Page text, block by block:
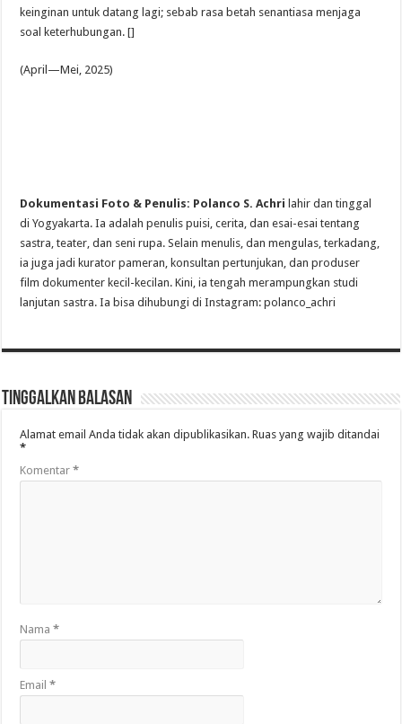
keinginan untuk datang lagi; sebab rasa betah senantiasa menjaga
soal keterhubungan. []
(April—Mei, 2025)
Dokumentasi Foto & Penulis: Polanco S. Achri lahir dan tinggal
di Yogyakarta. Ia adalah penulis puisi, cerita, dan esai-esai tentang
sastra, teater, dan seni rupa. Selain menulis, dan mengulas, terkadang,
ia juga jadi kurator pameran, konsultan pertunjukan, dan produser
film dokumenter kecil-kecilan. Kini, ia tengah merampungkan studi
lanjutan sastra. Ia bisa dihubungi di Instagram: polanco_achri
Tinggalkan Balasan
Alamat email Anda tidak akan dipublikasikan. Ruas yang wajib ditandai
*
Komentar*
Nama*
Email*